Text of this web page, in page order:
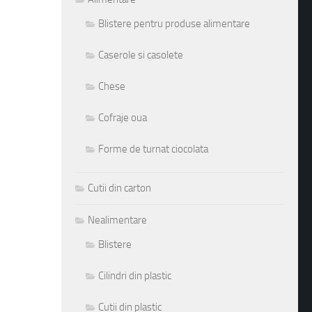
Blistere pentru produse alimentare
Caserole si casolete
Chese
Cofraje oua
Forme de turnat ciocolata
Cutii din carton
Nealimentare
Blistere
Cilindri din plastic
Cutii din plastic